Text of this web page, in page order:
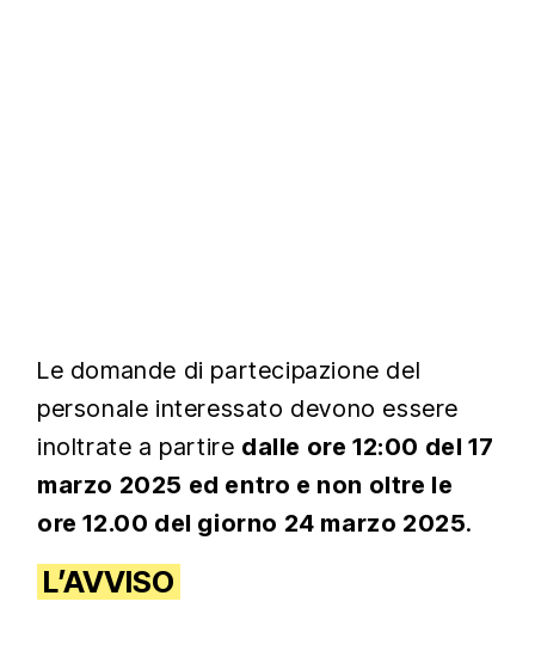
Le domande di partecipazione del
personale interessato devono essere
inoltrate a partire dalle ore 12:00 del 17
marzo 2025 ed entro e non oltre le
ore 12.00 del giorno 24 marzo 2025.
L’AVVISO